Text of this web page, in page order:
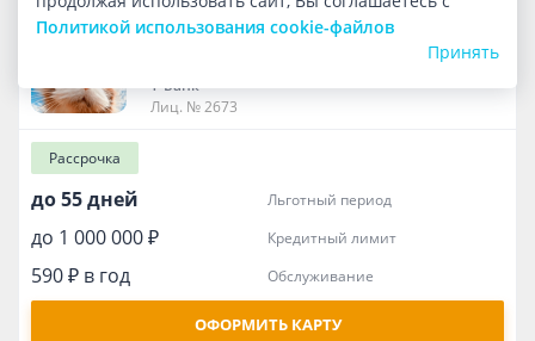
Т-Банк
Лиц. № 2673
Рассрочка
до 55 дней льготный период
до 1 000 000 ₽ кредитный лимит
590 ₽ в год обслуживание
ОФОРМИТЬ КАРТУ
Политикой использования cookie-файлов
Принять